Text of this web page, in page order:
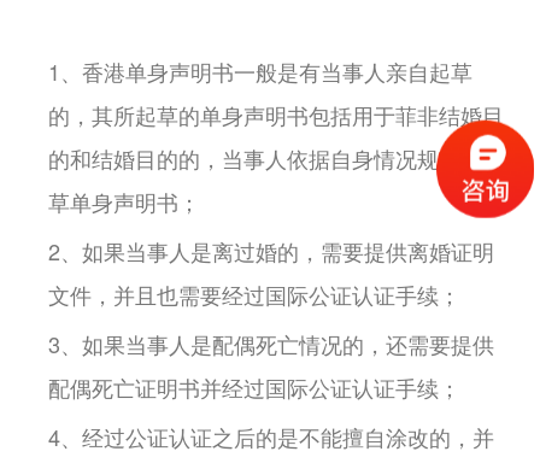
1、香港单身声明书一般是有当事人亲自起草
的，其所起草的单身声明书包括用于菲非结婚目
的和结婚目的的，当事人依据自身情况规范的起
草单身声明书；
2、如果当事人是离过婚的，需要提供离婚证明
文件，并且也需要经过国际公证认证手续；
3、如果当事人是配偶死亡情况的，还需要提供
配偶死亡证明书并经过国际公证认证手续；
4、经过公证认证之后的是不能擅自涂改的，并